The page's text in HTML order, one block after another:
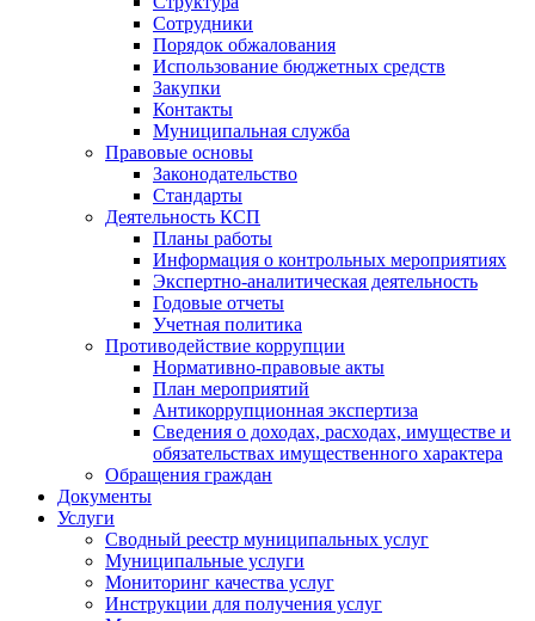
Сотрудники
Порядок обжалования
Использование бюджетных средств
Закупки
Контакты
Муниципальная служба
Правовые основы
Законодательство
Стандарты
Деятельность КСП
Планы работы
Информация о контрольных мероприятиях
Экспертно-аналитическая деятельность
Годовые отчеты
Учетная политика
Противодействие коррупции
Нормативно-правовые акты
План мероприятий
Антикоррупционная экспертиза
Сведения о доходах, расходах, имуществе и
обязательствах имущественного характера
Обращения граждан
Документы
Услуги
Сводный реестр муниципальных услуг
Муниципальные услуги
Мониторинг качества услуг
Инструкции для получения услуг